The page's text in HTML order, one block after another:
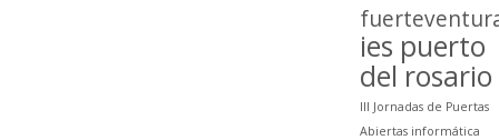
ies puerto
del rosario
III Jornadas de Puertas
Abiertas informática